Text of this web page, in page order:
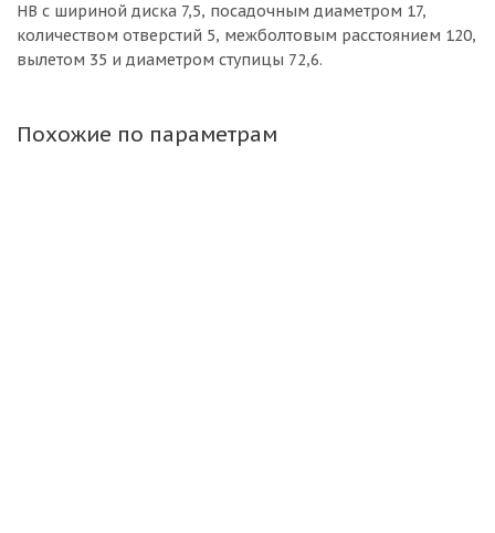
HB с шириной диска 7,5, посадочным диаметром 17,
количеством отверстий 5, межболтовым расстоянием 120,
вылетом 35 и диаметром ступицы 72,6.
Похожие по параметрам